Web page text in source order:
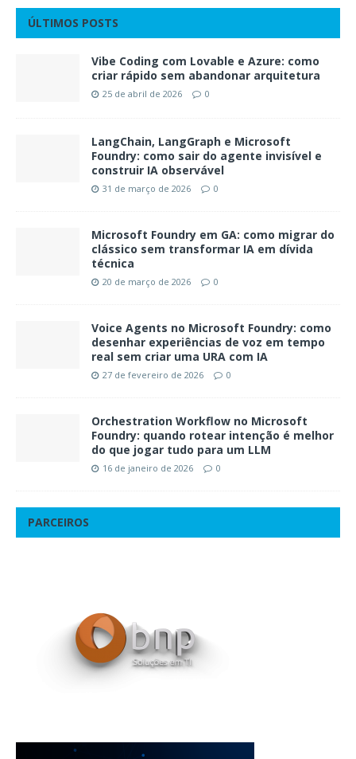
ÚLTIMOS POSTS
Vibe Coding com Lovable e Azure: como
criar rápido sem abandonar arquitetura
25 de abril de 2026 0
LangChain, LangGraph e Microsoft
Foundry: como sair do agente invisível e
construir IA observável
31 de março de 2026 0
Microsoft Foundry em GA: como migrar do
clássico sem transformar IA em dívida
técnica
20 de março de 2026 0
Voice Agents no Microsoft Foundry: como
desenhar experiências de voz em tempo
real sem criar uma URA com IA
27 de fevereiro de 2026 0
Orchestration Workflow no Microsoft
Foundry: quando rotear intenção é melhor
do que jogar tudo para um LLM
16 de janeiro de 2026 0
PARCEIROS